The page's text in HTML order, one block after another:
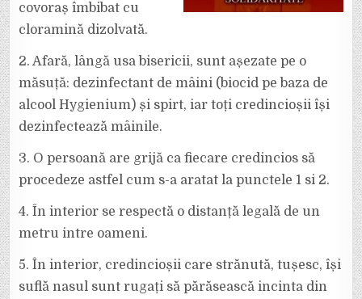
covoraș îmbibat cu
cloramină dizolvată.
2. Afară, lângă usa bisericii, sunt așezate pe o
măsuță: dezinfectant de mâini (biocid pe baza de
alcool Hygienium) și spirt, iar toți credincioșii își
dezinfectează mâinile.
3. O persoană are grijă ca fiecare credincios să
procedeze astfel cum s-a aratat la punctele 1 si 2.
4. În interior se respectă o distanță legală de un
metru intre oameni.
5. În interior, credincioșii care strănută, tușesc, își
suflă nasul sunt rugați să părăsească incinta din